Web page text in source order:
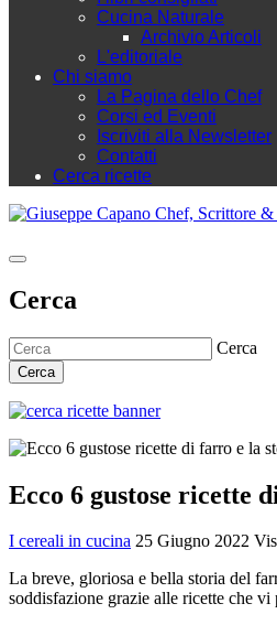
Cucina Naturale
Archivio Articoli
L'editoriale
Chi siamo
La Pagina dello Chef
Corsi ed Eventi
Iscriviti alla Newsletter
Contatti
Cerca ricette
Cerca
Cerca
Cerca
Ecco 6 gustose ricette
I cereali in cucina 25 Giugno 2022
La breve, gloriosa e bella storia del
soddisfazione grazie alle ricette che vi